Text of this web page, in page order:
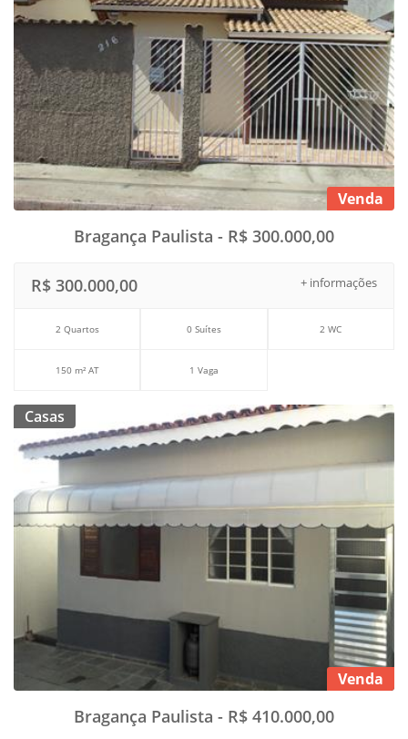
Venda
Bragança Paulista - R$ 300.000,00
+ informações
R$ 300.000,00
2 Quartos 0 Suítes 2 WC
150 m² AT 1 Vaga
Casas
Venda
Bragança Paulista - R$ 410.000,00